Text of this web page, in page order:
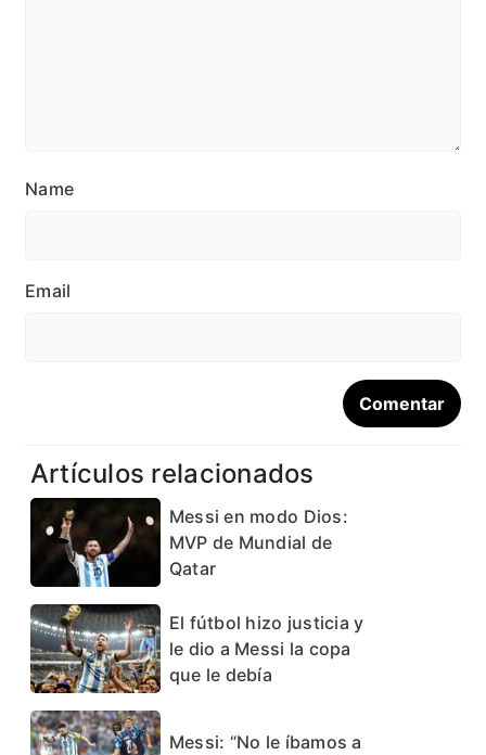
Name
Email
Artículos relacionados
Messi en modo Dios:
MVP de Mundial de
Qatar
El fútbol hizo justicia y
le dio a Messi la copa
que le debía
Messi: “No le íbamos a